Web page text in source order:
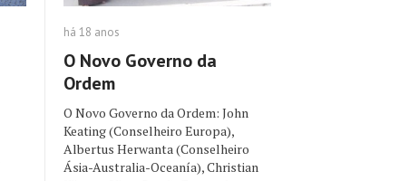
há 18 anos
O Novo Governo da
Ordem
O Novo Governo da Ordem: John
Keating (Conselheiro Europa),
Albertus Herwanta (Conselheiro
Ásia-Australia-Oceanía), Christian